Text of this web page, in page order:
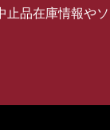
品在庫情報や